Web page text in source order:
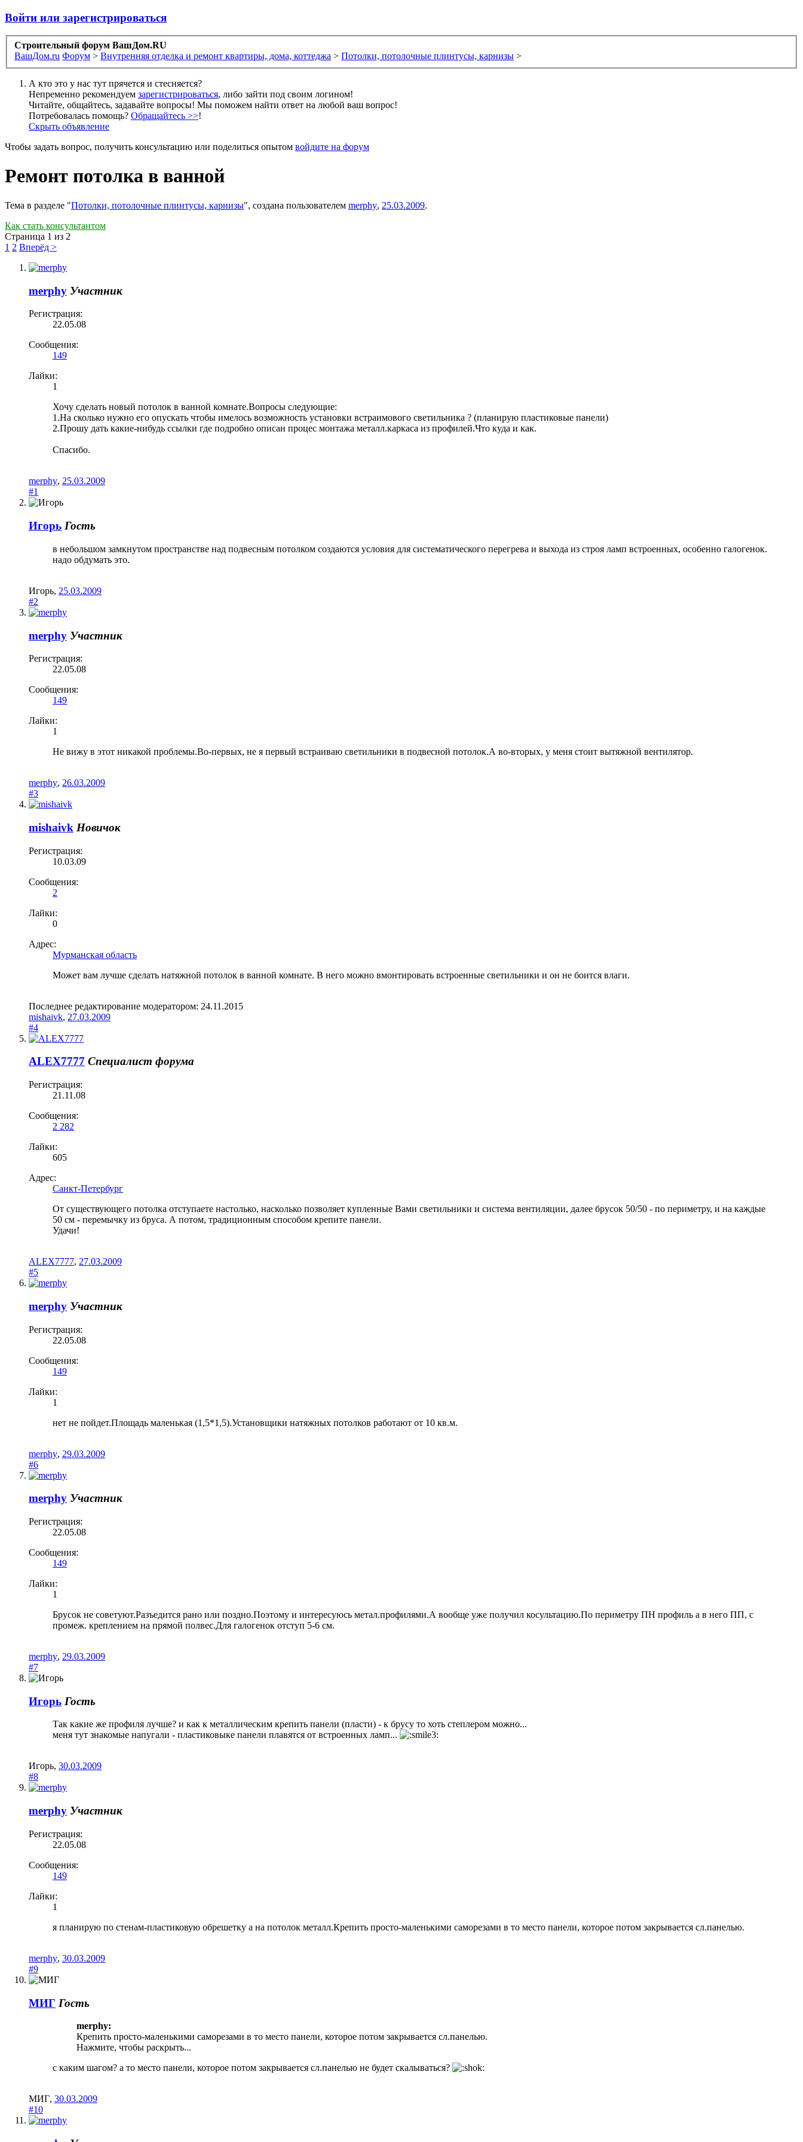
Войти или зарегистрироваться
Строительный форум ВашДом.RU
ВашДом.ru Форум > Внутренняя отделка и ремонт квартиры, дома, коттеджа > Потолки, потолочные плинтусы, карнизы >
А кто это у нас тут прячется и стесняется?
Непременно рекомендуем зарегистрироваться, либо зайти под своим логином!
Читайте, общайтесь, задавайте вопросы! Мы поможем найти ответ на любой ваш вопрос!
Потребовалась помощь? Обращайтесь >>!
Скрыть объявление
Чтобы задать вопрос, получить консультацию или поделиться опытом войдите на форум
Ремонт потолка в ванной
Тема в разделе "Потолки, потолочные плинтусы, карнизы", создана пользователем merphy, 25.03.2009.
Как стать консультантом
Страница 1 из 2
1 2 Вперёд >
merphy Участник
Регистрация:
22.05.08
Сообщения:
149
Лайки:
1
Хочу сделать новый потолок в ванной комнате.Вопросы следующие:
1.На сколько нужно его опускать чтобы имелось возможность установки встраимового светильника ? (планирую пластиковые панели)
2.Прошу дать какие-нибудь ссылки где подробно описан процес монтажа металл.каркаса из профилей.Что куда и как.
Спасибо.
merphy, 25.03.2009
#1
Игорь Гость
в небольшом замкнутом пространстве над подвесным потолком создаются условия для систематического перегрева и выхода из строя ламп встроенных, особенно галогенок.
надо обдумать это.
Игорь, 25.03.2009
#2
merphy Участник
Регистрация:
22.05.08
Сообщения:
149
Лайки:
1
Не вижу в этот никакой проблемы.Во-первых, не я первый встраиваю светильники в подвесной потолок.А во-вторых, у меня стоит вытяжной вентилятор.
merphy, 26.03.2009
#3
mishaivk Новичок
Регистрация:
10.03.09
Сообщения:
2
Лайки:
0
Адрес:
Мурманская область
Может вам лучше сделать натяжной потолок в ванной комнате. В него можно вмонтировать встроенные светильники и он не боится влаги.
Последнее редактирование модератором: 24.11.2015
mishaivk, 27.03.2009
#4
ALEX7777 Специалист форума
Регистрация:
21.11.08
Сообщения:
2 282
Лайки:
605
Адрес:
Санкт-Петербург
От существующего потолка отступаете настолько, насколько позволяет купленные Вами светильники и система вентиляции, далее брусок 50/50 - по периметру, и на каждые
50 см - перемычку из бруса. А потом, традиционным способом крепите панели.
Удачи!
ALEX7777, 27.03.2009
#5
merphy Участник
Регистрация:
22.05.08
Сообщения:
149
Лайки:
1
нет не пойдет.Площадь маленькая (1,5*1,5).Установщики натяжных потолков работают от 10 кв.м.
merphy, 29.03.2009
#6
merphy Участник
Регистрация:
22.05.08
Сообщения:
149
Лайки:
1
Брусок не советуют.Разъедится рано или поздно.Поэтому и интересуюсь метал.профилями.А вообще уже получил косультацию.По периметру ПН профиль а в него ПП, с
промеж. креплением на прямой полвес.Для галогенок отступ 5-6 см.
merphy, 29.03.2009
#7
Игорь Гость
Так какие же профиля лучше? и как к металлическим крепить панели (пласти) - к брусу то хоть степлером можно...
меня тут знакомые напугали - пластиковыке панели плавятся от встроенных ламп...
Игорь, 30.03.2009
#8
merphy Участник
Регистрация:
22.05.08
Сообщения:
149
Лайки:
1
я планирую по стенам-пластиковую обрешетку а на потолок металл.Крепить просто-маленькими саморезами в то место панели, которое потом закрывается сл.панелью.
merphy, 30.03.2009
#9
МИГ Гость
merphy:
Крепить просто-маленькими саморезами в то место панели, которое потом закрывается сл.панелью.
Нажмите, чтобы раскрыть...
с каким шагом? а то место панели, которое потом закрывается сл.панелью не будет скалываться?
МИГ, 30.03.2009
#10